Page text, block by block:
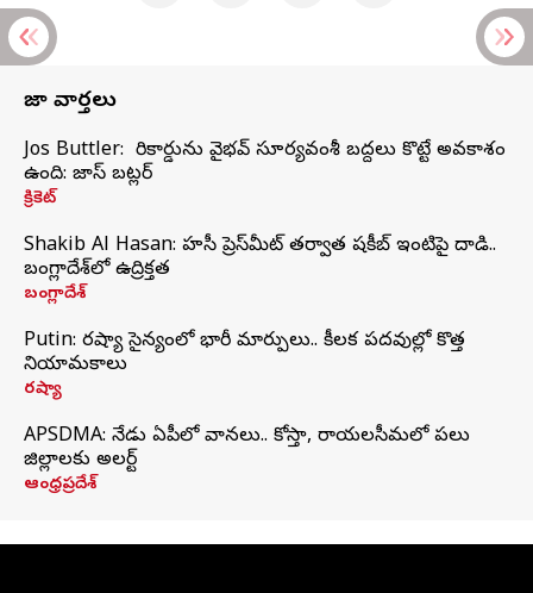
తాజా వార్తలు
Jos Buttler: నా రికార్డును వైభవ్ సూర్యవంశీ బద్దలు కొట్టే అవకాశం
ఉంది: జాస్ బట్లర్
క్రికెట్
Shakib Al Hasan: హసీనా ప్రెస్‌మీట్‌ తర్వాత షకీబ్‌ ఇంటిపై దాడి..
బంగ్లాదేశ్‌లో ఉద్రిక్తత
బంగ్లాదేశ్
Putin: రష్యా సైన్యంలో భారీ మార్పులు.. కీలక పదవుల్లో కొత్త
నియామకాలు
రష్యా
APSDMA: నేడు ఏపీలో వానలు.. కోస్తా, రాయలసీమలో పలు
జిల్లాలకు అలర్ట్
ఆంధ్రప్రదేశ్